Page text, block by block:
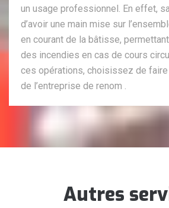
un usage professionnel. En effet,
d’avoir une main mise sur
en courant de la bâtisse,
des incendies en cas de cours
ces opérations, choisissez de faire
de l’entreprise de renom .
Autres